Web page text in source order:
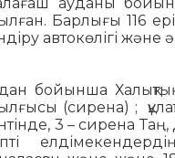
Барлығы 116
автокөлігі және
бойынша
(сирена) ;
3 – сирена